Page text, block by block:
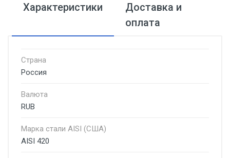
Характеристики
Доставка и
оплата
Страна
Россия
Валюта
RUB
Марка стали AISI (США)
AISI 420